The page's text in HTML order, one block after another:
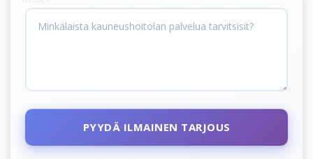
PYYDÄ ILMAINEN TARJOUS